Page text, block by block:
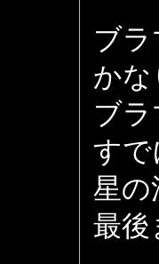
ブ
かな
ブ
すで
星の
最後